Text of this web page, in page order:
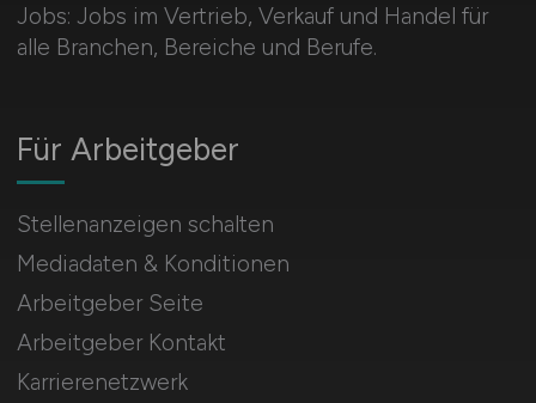
Jobs: Jobs im Vertrieb, Verkauf und Handel für
alle Branchen, Bereiche und Berufe.
Für Arbeitgeber
Stellenanzeigen schalten
Mediadaten & Konditionen
Arbeitgeber Seite
Arbeitgeber Kontakt
Karrierenetzwerk